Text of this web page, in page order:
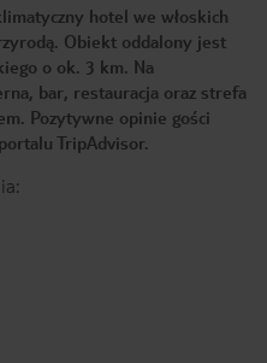
hotel we włoskich
Obiekt oddalony jest
o ok. 3 km. Na
bar, restauracja oraz strefa
Pozytywne opinie gości
TripAdvisor.